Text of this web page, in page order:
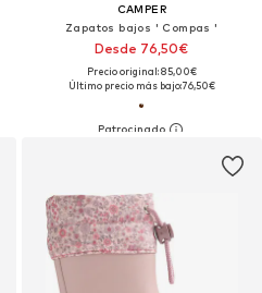
CAMPER
Zapatos bajos ' Compas '
Desde 76,50€
Precio original: 85,00€
Último precio más bajo:76,50€